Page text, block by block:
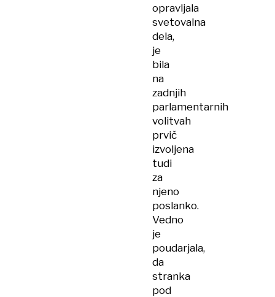
opravljala
svetovalna
dela,
je
bila
na
zadnjih
parlamentarnih
volitvah
prvič
izvoljena
tudi
za
njeno
poslanko.
Vedno
je
poudarjala,
da
stranka
pod